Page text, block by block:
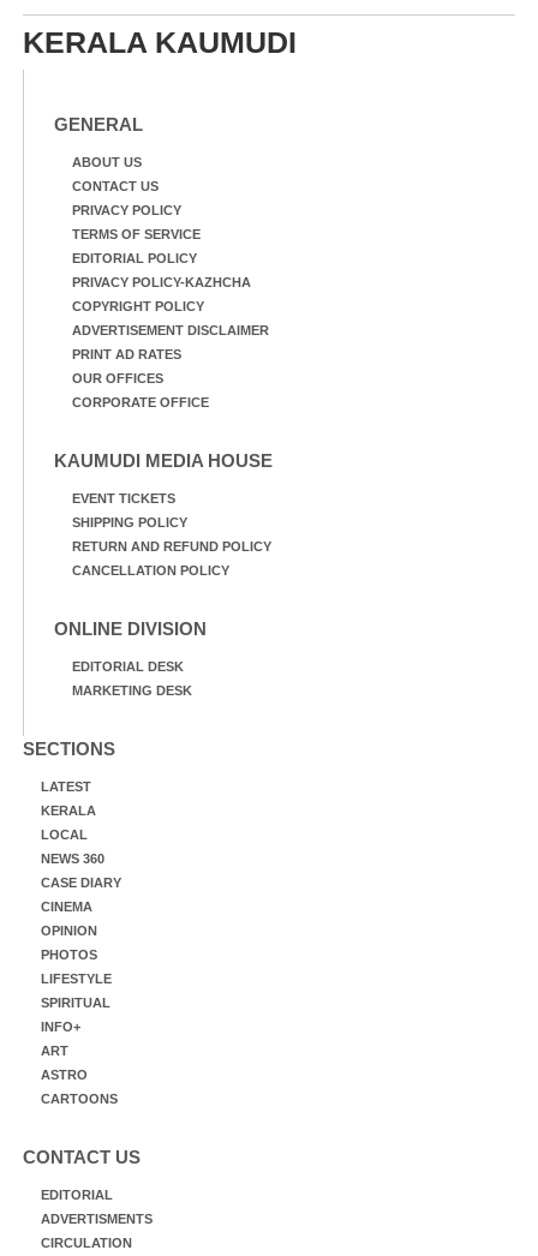
KERALA KAUMUDI
GENERAL
ABOUT US
CONTACT US
PRIVACY POLICY
TERMS OF SERVICE
EDITORIAL POLICY
PRIVACY POLICY-KAZHCHA
COPYRIGHT POLICY
ADVERTISEMENT DISCLAIMER
PRINT AD RATES
OUR OFFICES
CORPORATE OFFICE
KAUMUDI MEDIA HOUSE
EVENT TICKETS
SHIPPING POLICY
RETURN AND REFUND POLICY
CANCELLATION POLICY
ONLINE DIVISION
EDITORIAL DESK
MARKETING DESK
SECTIONS
LATEST
KERALA
LOCAL
NEWS 360
CASE DIARY
CINEMA
OPINION
PHOTOS
LIFESTYLE
SPIRITUAL
INFO+
ART
ASTRO
CARTOONS
CONTACT US
EDITORIAL
ADVERTISMENTS
CIRCULATION